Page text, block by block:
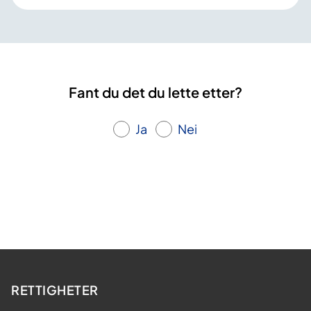
Fant du det du lette etter?
Ja Nei
RETTIGHETER